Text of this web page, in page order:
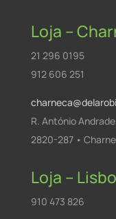
Loja –
21 296 0195
912 606 251
R. António
2820-287 •
Loja –
910 473 826